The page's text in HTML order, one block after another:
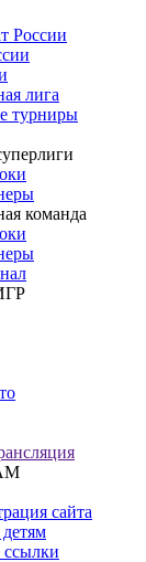
России
лига
турниры
команда
сайта